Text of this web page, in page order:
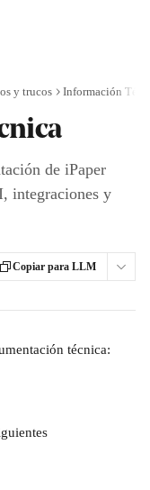
y trucos Información
de iPaper
integraciones y
Copiar para LLM
técnica: